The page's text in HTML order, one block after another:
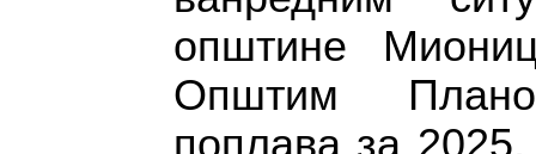
општине
Општим
поплава за